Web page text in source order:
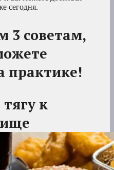
сегодня.
3 советам,
практике!
к